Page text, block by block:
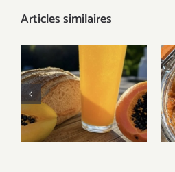
Articles similaires
Les boissons
fermentées de
l’été : se rafraîchir
tout en
nourrissant son